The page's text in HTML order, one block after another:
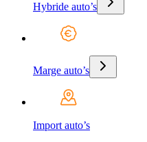
Hybride auto’s
Marge auto’s
Import auto’s